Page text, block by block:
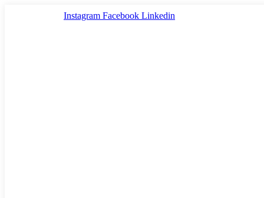
Instagram Facebook Linkedin